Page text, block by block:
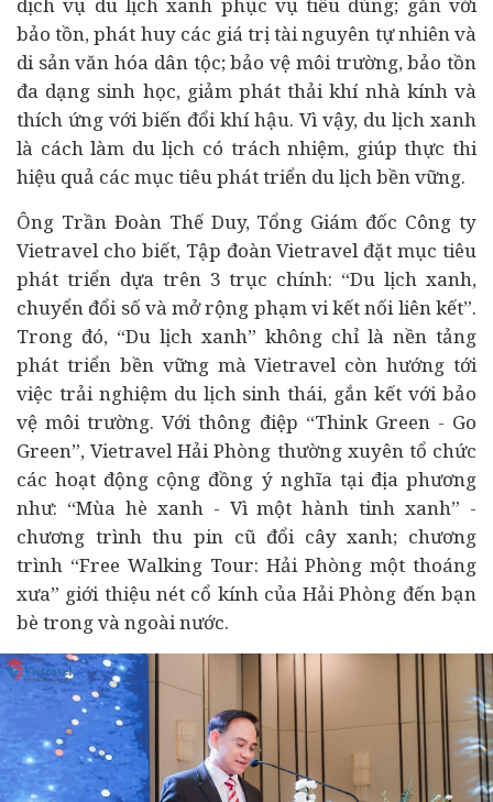
bảo tồn, phát huy các giá trị tài nguyên tự nhiên và
di sản văn hóa dân tộc; bảo vệ môi trường, bảo tồn
đa dạng sinh học, giảm phát thải khí nhà kính và
thích ứng với biến đổi khí hậu. Vì vậy, du lịch xanh
là cách làm du lịch có trách nhiệm, giúp thực thi
hiệu quả các mục tiêu phát triển du lịch bền vững.
Ông Trần Đoàn Thế Duy, Tổng Giám đốc Công ty
Vietravel cho biết, Tập đoàn Vietravel đặt mục tiêu
phát triển dựa trên 3 trục chính: “Du lịch xanh,
chuyển đổi số và mở rộng phạm vi kết nối liên kết”.
Trong đó, “Du lịch xanh” không chỉ là nền tảng
phát triển bền vững mà Vietravel còn hướng tới
việc trải nghiệm du lịch sinh thái, gắn kết với bảo
vệ môi trường. Với thông điệp “Think Green - Go
Green”, Vietravel Hải Phòng thường xuyên tổ chức
các hoạt động cộng đồng ý nghĩa tại địa phương
như: “Mùa hè xanh - Vì một hành tinh xanh” -
chương trình thu pin cũ đổi cây xanh; chương
trình “Free Walking Tour: Hải Phòng một thoáng
xưa” giới thiệu nét cổ kính của Hải Phòng đến bạn
bè trong và ngoài nước.